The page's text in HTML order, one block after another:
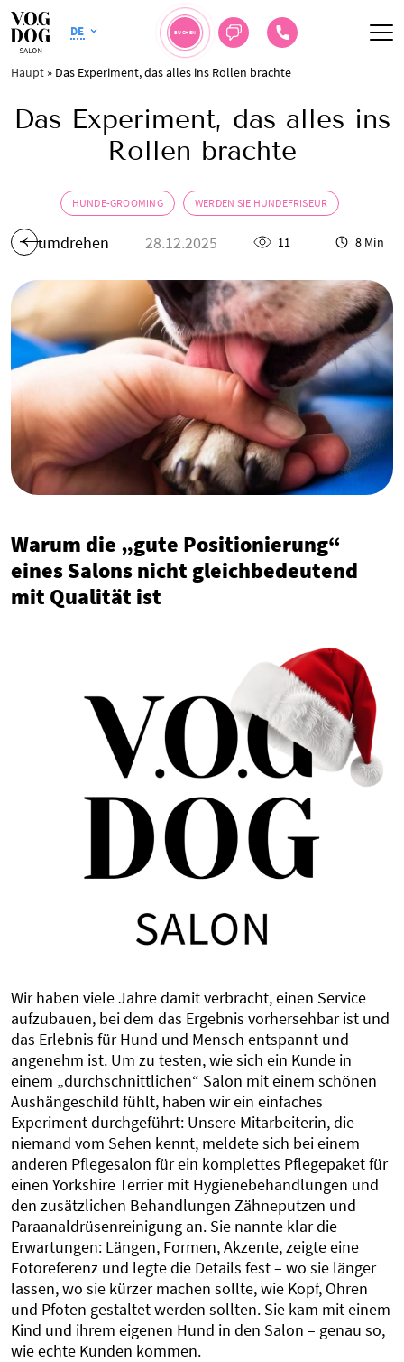
DE BUCHEN
Haupt » Das Experiment, das alles ins Rollen brachte
Das Experiment, das alles ins
Rollen brachte
HUNDE-GROOMING WERDEN SIE HUNDEFRISEUR
umdrehen 28.12.2025 11 8 Min
Warum die „gute Positionierung“
eines Salons nicht gleichbedeutend
mit Qualität ist
Wir haben viele Jahre damit verbracht, einen Service
aufzubauen, bei dem das Ergebnis vorhersehbar ist und
das Erlebnis für Hund und Mensch entspannt und
angenehm ist. Um zu testen, wie sich ein Kunde in
einem „durchschnittlichen“ Salon mit einem schönen
Aushängeschild fühlt, haben wir ein einfaches
Experiment durchgeführt: Unsere Mitarbeiterin, die
niemand vom Sehen kennt, meldete sich bei einem
anderen Pflegesalon für ein komplettes Pflegepaket für
einen Yorkshire Terrier mit Hygienebehandlungen und
den zusätzlichen Behandlungen Zähneputzen und
Paraanaldrüsenreinigung an. Sie nannte klar die
Erwartungen: Längen, Formen, Akzente, zeigte eine
Fotoreferenz und legte die Details fest – wo sie länger
lassen, wo sie kürzer machen sollte, wie Kopf, Ohren
und Pfoten gestaltet werden sollten. Sie kam mit einem
Kind und ihrem eigenen Hund in den Salon – genau so,
wie echte Kunden kommen.